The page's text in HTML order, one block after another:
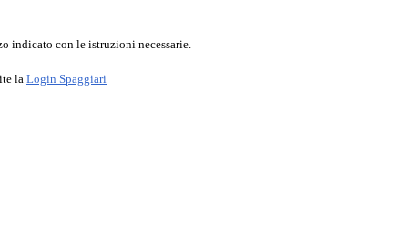
indicato con le istruzioni necessarie.
la Login Spaggiari